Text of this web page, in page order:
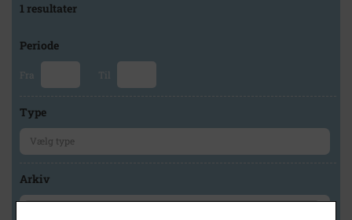
1 resultater
Periode
Fra Til
Type
Arkiv